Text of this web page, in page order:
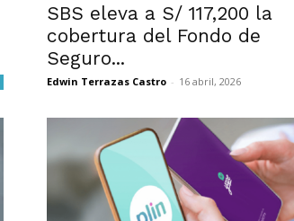
SBS eleva a S/ 117,200 la
cobertura del Fondo de
Seguro...
Edwin Terrazas Castro - 16 abril, 2026